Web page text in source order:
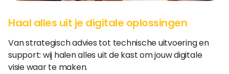
Haal alles uit je digitale oplossingen
Van strategisch advies tot technische uitvoering en
support: wij halen alles uit de kast om jouw digitale
visie waar te maken.